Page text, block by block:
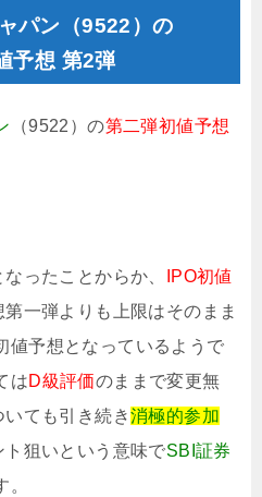
パン（9522）の
予想 第2弾
（9522）の第二弾初値予想
ったことからか、
IPO初値
一弾よりも上限はそのまま
値予想となっているようで
はD級評価のままで変更無
ても引き続き消極的参加
狙いという意味でSBI証券